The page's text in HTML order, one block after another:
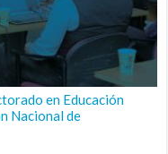
en Educación
Nacional de